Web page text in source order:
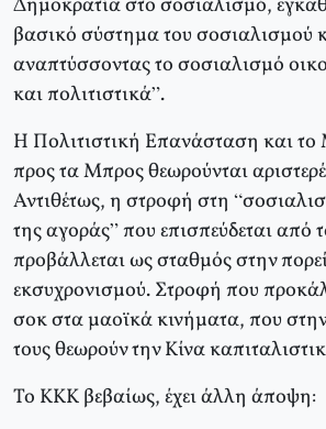
βασικό σύστημα του σοσιαλισμού
αναπτύσσοντας το σοσιαλισμό
και πολιτιστικά”.
Η Πολιτιστική Επανάσταση και
προς τα Μπρος θεωρούνται
Αντιθέτως, η στροφή στη
της αγοράς” που επισπεύδεται από
προβάλλεται ως σταθμός στην
εκσυχρονισμού. Στροφή που
σοκ στα μαοϊκά κινήματα, που
τους θεωρούν την Κίνα
Το ΚΚΚ βεβαίως, έχει άλλη άποψη: